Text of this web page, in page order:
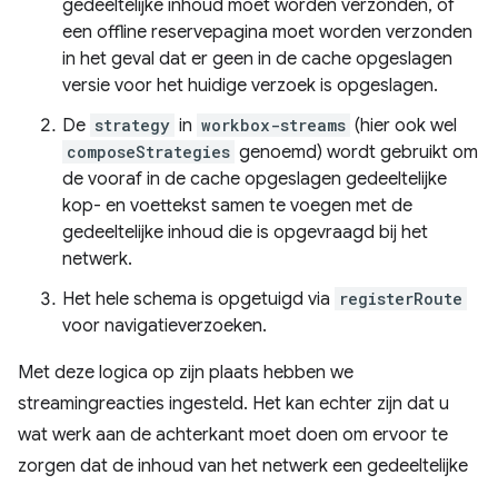
gedeeltelijke inhoud moet worden verzonden, of
een offline reservepagina moet worden verzonden
in het geval dat er geen in de cache opgeslagen
versie voor het huidige verzoek is opgeslagen.
De strategy in workbox-streams (hier ook wel
composeStrategies genoemd) wordt gebruikt om
de vooraf in de cache opgeslagen gedeeltelijke
kop- en voettekst samen te voegen met de
gedeeltelijke inhoud die is opgevraagd bij het
netwerk.
Het hele schema is opgetuigd via registerRoute
voor navigatieverzoeken.
Met deze logica op zijn plaats hebben we
streamingreacties ingesteld. Het kan echter zijn dat u
wat werk aan de achterkant moet doen om ervoor te
zorgen dat de inhoud van het netwerk een gedeeltelijke